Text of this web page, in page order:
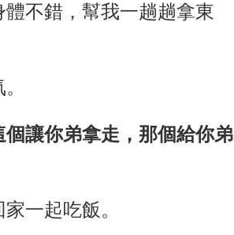
不錯，幫我一趟趟拿東
讓你弟拿走，那個給你弟
一起吃飯。